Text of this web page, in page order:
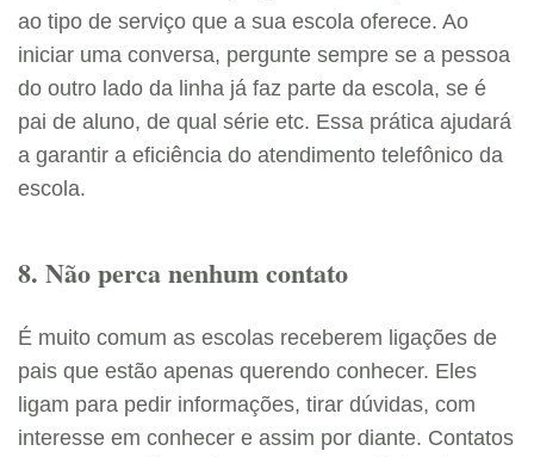
ao tipo de serviço que a sua escola oferece. Ao
iniciar uma conversa, pergunte sempre se a pessoa
do outro lado da linha já faz parte da escola, se é
pai de aluno, de qual série etc. Essa prática ajudará
a garantir a eficiência do atendimento telefônico da
escola.
8. Não perca nenhum contato
É muito comum as escolas receberem ligações de
pais que estão apenas querendo conhecer. Eles
ligam para pedir informações, tirar dúvidas, com
interesse em conhecer e assim por diante. Contatos